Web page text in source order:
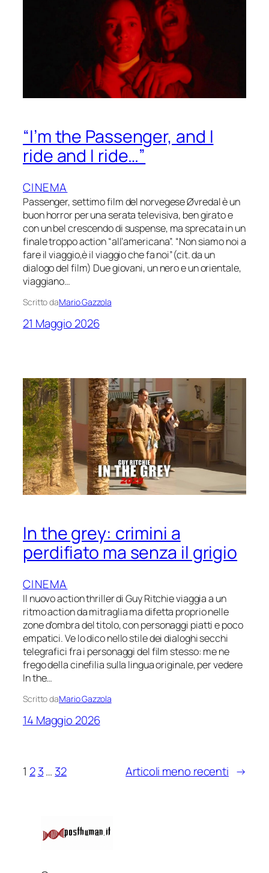
“I’m the Passenger, and I
ride and I ride…”
CINEMA
Passenger, settimo film del norvegese Øvredal è un
buon horror per una serata televisiva, ben girato e
con un bel crescendo di suspense, ma sprecata in un
finale troppo action “all’americana”. “Non siamo noi a
fare il viaggio,è il viaggio che fa noi”(cit. da un
dialogo del film) Due giovani, un nero e un orientale,
viaggiano…
Scritto daMario Gazzola
21 Maggio 2026
In the grey: crimini a
perdifiato ma senza il grigio
CINEMA
Il nuovo action thriller di Guy Ritchie viaggia a un
ritmo action da mitraglia ma difetta proprio nelle
zone d’ombra del titolo, con personaggi piatti e poco
empatici. Ve lo dico nello stile dei dialoghi secchi
telegrafici fra i personaggi del film stesso: me ne
frego della cinefilia sulla lingua originale, per vedere
In the…
Scritto daMario Gazzola
14 Maggio 2026
1 2 3… 32 Articoli meno recenti →